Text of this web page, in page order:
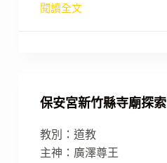
閱讀全文
保安宮新竹縣寺廟探索
教別：道教
主神：廣澤尊王